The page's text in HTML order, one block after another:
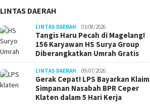
LINTAS DAERAH
LINTAS DAERAH 03/08/2026
Tangis Haru Pecah di Magelang!
156 Karyawan HS Surya Group
Diberangkatkan Umrah Gratis
LINTAS DAERAH 09/07/2026
Gerak Cepat! LPS Bayarkan Klaim
Simpanan Nasabah BPR Ceper
Klaten dalam 5 Hari Kerja